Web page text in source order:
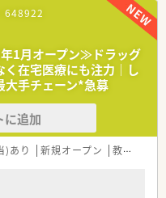
ヶ月の方の場合、年収約507
から高収入が狙えます。
合、年収約530万円での提示
切な評価が得られます。
の場合、年収約536万円の
る給与水準と言えます。
723店舗を展開しており、東
、人口が増加している首都圏
648922
1月オープン≫ドラッグ
在宅医療にも注力｜し
大手チェーン*急募
に追加
)あり 新規オープン 教育制度あり